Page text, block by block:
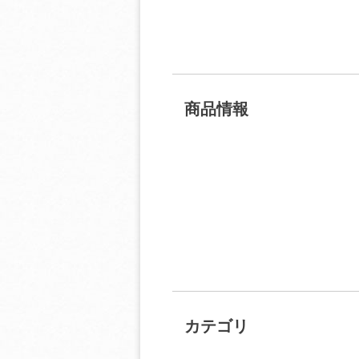
商品情報
カテゴリ